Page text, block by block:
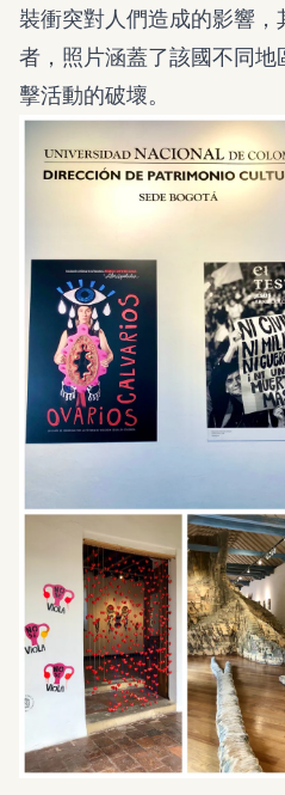
裝衝突對人們造成的影響
者，照片涵蓋了該國不同
擊活動的破壞。